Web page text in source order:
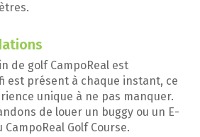
de golf CampoReal est
est présent à chaque instant, ce
unique à ne pas manquer.
de louer un buggy ou un E-
Golf Course.